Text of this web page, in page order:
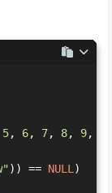
5, 6, 7, 8, 9,
)) == NULL )